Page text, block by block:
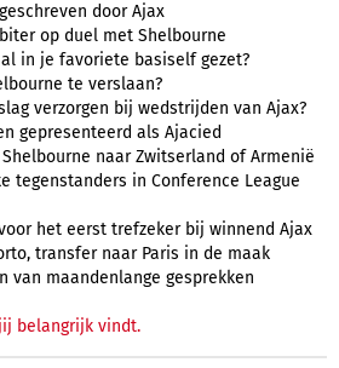
door Ajax
op duel met Shelbourne
in je favoriete basiself gezet?
te verslaan?
verzorgen bij wedstrijden van Ajax?
gepresenteerd als Ajacied
naar Zwitserland of Armenië
tegenstanders in Conference League
het eerst trefzeker bij winnend Ajax
transfer naar Paris in de maak
van maandenlange gesprekken
belangrijk vindt.